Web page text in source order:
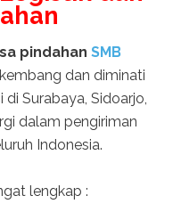
pindahan SMB
dan diminati
Surabaya, Sidoarjo,
dalam pengiriman
Indonesia.
lengkap :